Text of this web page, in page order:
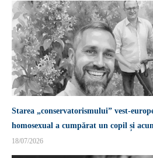
Starea „conservatorismului” vest-
homosexual a cumpărat un copil și
18/07/2026